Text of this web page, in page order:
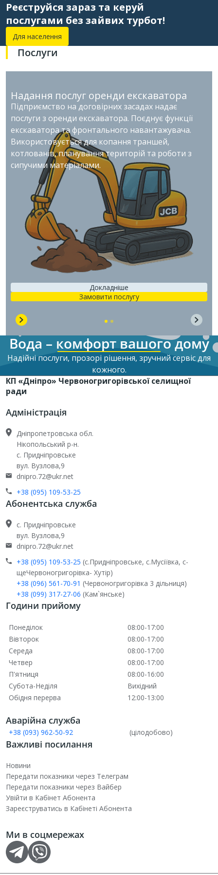
Реєструйся зараз та керуй
послугами без зайвих турбот!
Для населення
Послуги
Надання послуг оренди екскаватора
Підприємство на договірних засадах надає
послуги з оренди екскаватора. Поєднує функції
екскаватора та фронтального навантажувача.
Використовується для копання траншей,
котлованів, планування територій та роботи з
сипучими матеріалами.
Докладніше
Замовити послугу
Вода – комфорт вашого дому
Надійні послуги, прозорі рішення, зручний сервіс для
кожного.
КП «Дніпро» Червоногригорівської селищної
ради
Адміністрація
Дніпропетровська обл.
Нікопольський р-н.
с. Придніпровське
вул. Вузлова,9
dnipro.72@ukr.net
+38 (095) 109-53-25
Абонентська служба
с. Придніпровське
вул. Вузлова,9
dnipro.72@ukr.net
+38 (095) 109-53-25 (с.Придніпровське, с.Мусіївка, с-
щеЧервоногригорівка- Хутір)
+38 (096) 561-70-91 (Червоногригорівка 3 дільниця)
+38 (099) 317-27-06 (Кам`янське)
Години прийому
Понеділок
08:00-17:00
Вівторок
08:00-17:00
Середа
08:00-17:00
Четвер
08:00-17:00
П'ятниця
08:00-16:00
Субота-Неділя
Вихідний
Обідня перерва
12:00-13:00
Аварійна служба
+38 (093) 962-50-92 (цілодобово)
Важливі посилання
Новини
Передати показники через Телеграм
Передати показники через Вайбер
Увійти в Кабінет Абонента
Зареєструватись в Кабінеті Абонента
Ми в соцмережах